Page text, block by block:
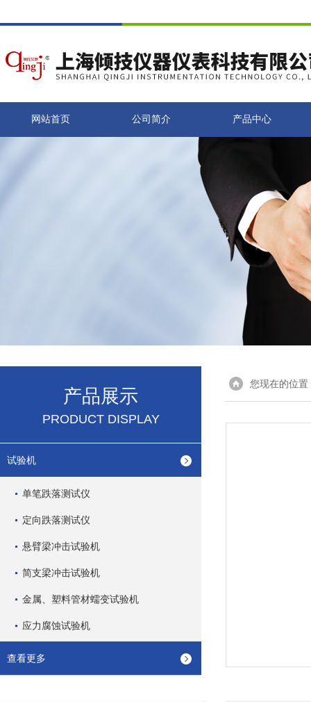
网站首页 公司简介 产品中心
产品展示
PRODUCT DISPLAY
试验机
单笔跌落测试仪
定向跌落测试仪
悬臂梁冲击试验机
简支梁冲击试验机
金属、塑料管材蠕变试验机
应力腐蚀试验机
查看更多
您现在的位置